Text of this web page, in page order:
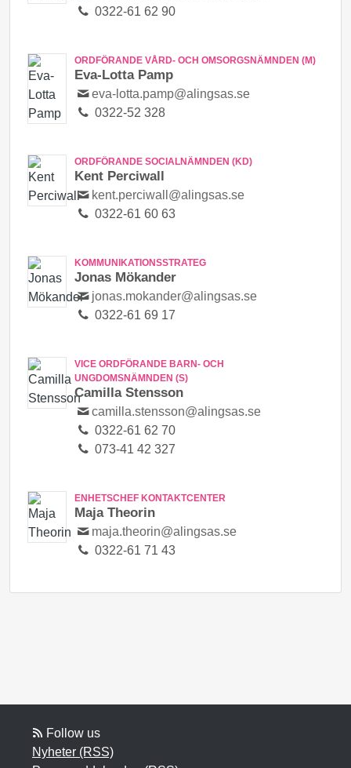
0322-61 62 90
ORDFÖRANDE VÅRD- OCH OMSORGSNÄMNDEN (M)
Eva-Lotta Pamp
eva-lotta.pamp@alingsas.se
0322-52 328
ORDFÖRANDE SOCIALNÄMNDEN (KD)
Kent Perciwall
kent.perciwall@alingsas.se
0322-61 60 63
KOMMUNIKATIONSSTRATEG
Jonas Mökander
jonas.mokander@alingsas.se
0322-61 69 17
VICE ORDFÖRANDE BARN- OCH
UNGDOMSNÄMNDEN (S)
Camilla Stensson
camilla.stensson@alingsas.se
0322-61 62 70
073-41 42 327
ENHETSCHEF KONTAKTCENTER
Maja Theorin
maja.theorin@alingsas.se
0322-61 71 43
Follow us
Nyheter (RSS)